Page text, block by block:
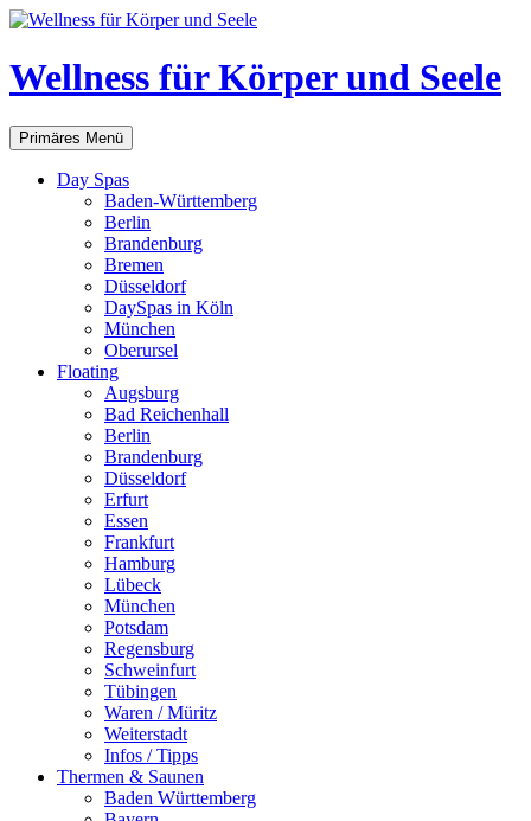
Zum
springen
Wellness für Körper und Seele
Suchen
Primäres Menü
Day Spas
Baden-Württemberg
Berlin
Brandenburg
Bremen
Düsseldorf
DaySpas in Köln
München
Oberursel
Floating
Augsburg
Bad Reichenhall
Berlin
Brandenburg
Düsseldorf
Erfurt
Essen
Frankfurt
Hamburg
Lübeck
München
Potsdam
Regensburg
Schweinfurt
Tübingen
Waren / Müritz
Weiterstadt
Infos / Tipps
Thermen & Saunen
Baden Württemberg